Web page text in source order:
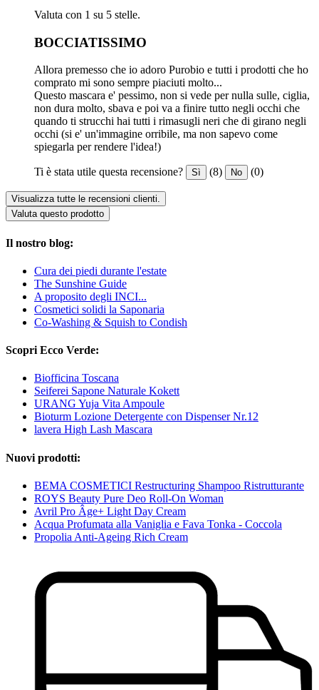
Valuta con 1 su 5 stelle.
BOCCIATISSIMO
Allora premesso che io adoro Purobio e tutti i prodotti che ho
comprato mi sono sempre piaciuti molto...
Questo mascara e' pessimo, non si vede per nulla sulle, ciglia,
non dura molto, sbava e poi va a finire tutto negli occhi che
quando ti strucchi hai tutti i rimasugli neri che di girano negli
occhi (si e' un'immagine orribile, ma non sapevo come
spiegarla per rendere l'idea!)
Ti è stata utile questa recensione? Sì (8) No (0)
Visualizza tutte le recensioni clienti.
Valuta questo prodotto
Il nostro blog:
Cura dei piedi durante l'estate
The Sunshine Guide
A proposito degli INCI...
Cosmetici solidi la Saponaria
Co-Washing & Squish to Condish
Scopri Ecco Verde:
Biofficina Toscana
Seiferei Sapone Naturale Kokett
URANG Yuja Vita Ampoule
Bioturm Lozione Detergente con Dispenser Nr.12
lavera High Lash Mascara
Nuovi prodotti:
BEMA COSMETICI Restructuring Shampoo Ristrutturante
ROYS Beauty Pure Deo Roll-On Woman
Avril Pro Âge+ Light Day Cream
Acqua Profumata alla Vaniglia e Fava Tonka - Coccola
Propolia Anti-Ageing Rich Cream